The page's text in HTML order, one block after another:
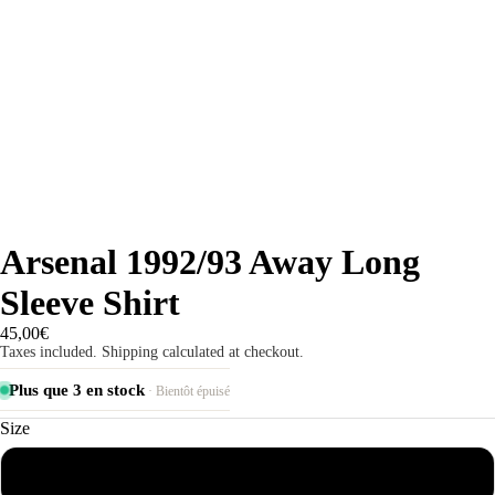
Arsenal 1992/93 Away Long
Sleeve Shirt
45,00€
Taxes included. Shipping calculated at checkout.
Plus que 3 en stock· Bientôt épuisé
Size